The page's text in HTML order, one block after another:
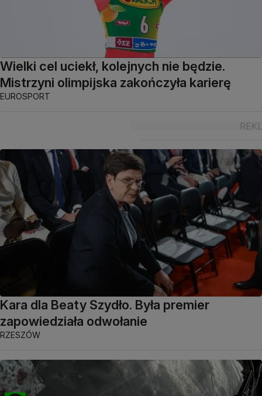
Wielki cel uciekł, kolejnych nie będzie.
Mistrzyni olimpijska zakończyła karierę
EUROSPORT
Kara dla Beaty Szydło. Była premier
zapowiedziała odwołanie
RZESZÓW